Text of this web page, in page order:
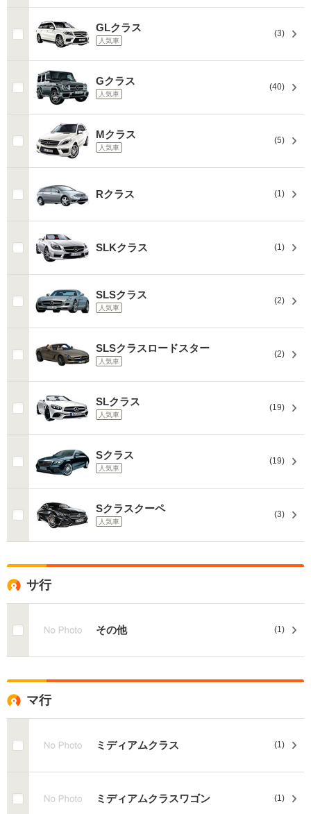
GLクラス
人気車
(3)
Gクラス
人気車
(40)
Mクラス
人気車
(5)
Rクラス (1)
SLKクラス (1)
SLSクラス
人気車
(2)
SLSクラスロードスター
人気車
(2)
SLクラス
人気車
(19)
Sクラス
人気車
(19)
Sクラスクーペ
人気車
(3)
サ行
その他 (1)
マ行
ミディアムクラス (1)
ミディアムクラスワゴン (1)